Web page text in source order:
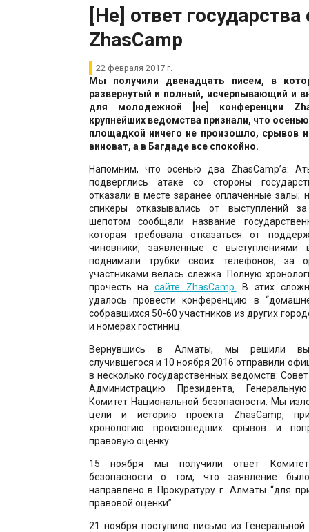
[Не] ответ
ZhasСamp
22 февраля 2017 г.
Мы получили двенадцать писем, в
развернутый и полный, исчерпывающий и
для молодежной [не] конференции
крупнейших ведомства признали, что
площадкой ничего не произошло, срывов
виноват, а в Багдаде все спокойно.
Напомним, что осенью два ZhasCamp’а:
подверглись атаке со стороны
отказали в месте заранее оплаченные залы;
спикеры отказывались от выступлений
шепотом сообщали название
которая требовала отказаться от
чиновники, заявленные с
поднимали трубки своих телефонов, за
участниками велась слежка. Полную
прочесть на сайте ZhasCamp.
В этих
удалось провести конференцию в
собравшихся 50-60 участников из других
и номерах гостиниц.
Вернувшись в Алматы, мы решили
случившегося и 10 ноября 2016 отправили
в несколько государственных ведомств:
Администрацию Президента,
Комитет Национальной безопасности. Мы
цели и историю проекта ZhasCamp,
хронологию произошедших срывов и
правовую оценку.
15 ноября мы получили ответ
безопасности о том, что заявление
направлено в Прокуратуру г. Алматы “для
правовой оценки”.
21 ноября поступило письмо из